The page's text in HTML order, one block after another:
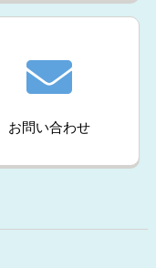
お問い合わせ